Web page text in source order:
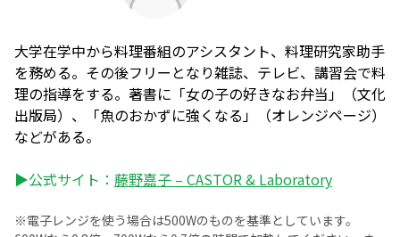
大学在学中から料理番組のアシスタント、料理研究家助手
を務める。その後フリーとなり雑誌、テレビ、講習会で料
理の指導をする。著書に「女の子の好きなお弁当」（文化
出版局）、「魚のおかずに強くなる」（オレンジページ）
などがある。
▶公式サイト： 藤野嘉子 – CASTOR & Laboratory
※電子レンジを使う場合は500Wのものを基準としています。